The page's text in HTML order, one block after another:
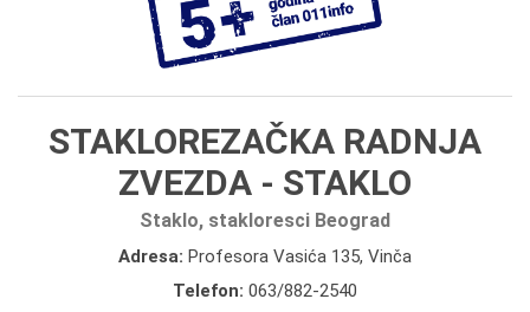
STAKLOREZAČKA RADNJA
ZVEZDA - STAKLO
Staklo, stakloresci Beograd
Adresa: Profesora Vasića 135, Vinča
Telefon: 063/882-2540